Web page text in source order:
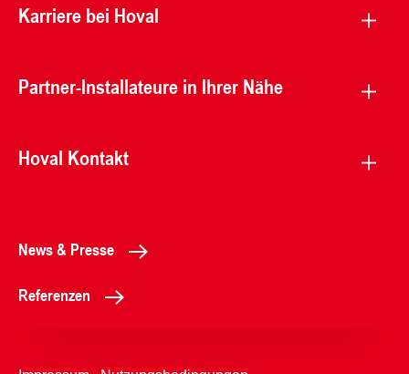
Karriere bei Hoval
Partner-Installateure in Ihrer Nähe
Hoval Kontakt
News & Presse
Referenzen